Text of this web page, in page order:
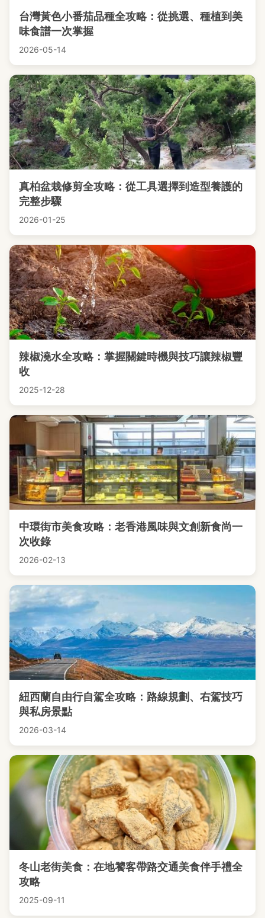
台灣黃色小番茄品種全攻略：從挑選、種植到美
味食譜一次掌握
2026-05-14
真柏盆栽修剪全攻略：從工具選擇到造型養護的
完整步驟
2026-01-25
辣椒澆水全攻略：掌握關鍵時機與技巧讓辣椒豐
收
2025-12-28
中環街市美食攻略：老香港風味與文創新食尚一
次收錄
2026-02-13
紐西蘭自由行自駕全攻略：路線規劃、右駕技巧
與私房景點
2026-03-14
冬山老街美食：在地饕客帶路交通美食伴手禮全
攻略
2025-09-11